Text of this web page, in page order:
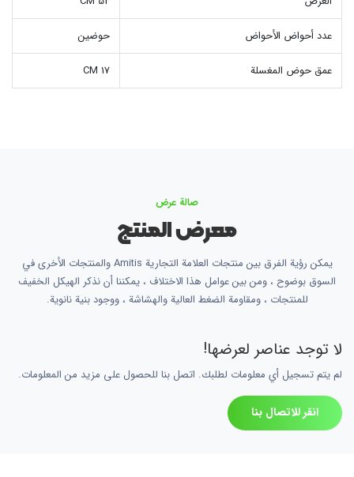
عدد أحواض الأحواض حوضين
عمق حوض المغسلة 17 CM
صالة عرض
معرض المنتج
يمكن رؤية الفرق بين منتجات العلامة التجارية Amitis والمنتجات الأخرى في
السوق بوضوح ، ومن بين عوامل هذا الاختلاف ، يمكننا أن نذكر الهيكل الخفيف
للمنتجات ، ومقاومة الضغط العالية والهشاشة ، ووجود بنية نانوية.
لا توجد عناصر لعرضها!
لم يتم تسجيل أي معلومات لطلبك. اتصل بنا للحصول على مزيد من المعلومات.
انقر للاتصال بنا